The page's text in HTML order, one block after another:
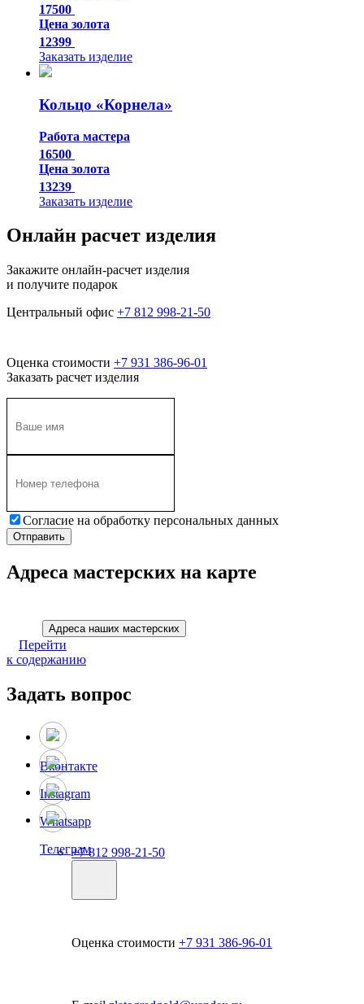
17500
Цена золота
12399
Заказать изделие
Кольцо «Корнела»
Работа мастера
16500
Цена золота
13239
Заказать изделие
Онлайн расчет изделия
Закажите онлайн-расчет изделия
и получите подарок
Центральный офис +7 812 998-21-50
Оценка стоимости +7 931 386-96-01
Заказать расчет изделия
Согласие на обработку персональных данных
Адреса мастерских на карте
Адреса наших мастерских
Перейти
к содержанию
Задать вопрос
Вконтакте
Instagram
Whatsapp
Телеграм+7 812 998-21-50
Оценка стоимости +7 931 386-96-01